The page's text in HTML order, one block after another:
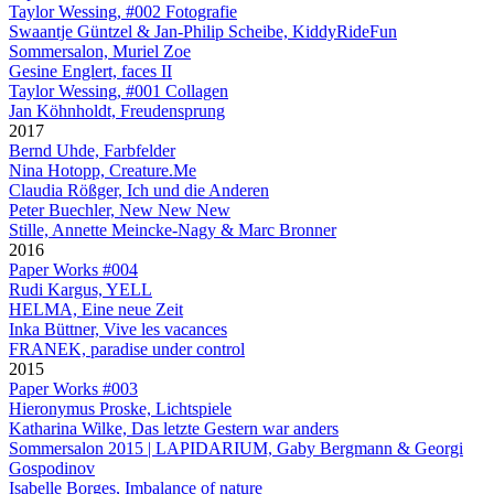
Taylor Wessing, #002 Fotografie
Swaantje Güntzel & Jan-Philip Scheibe, KiddyRideFun
Sommersalon, Muriel Zoe
Gesine Englert, faces II
Taylor Wessing, #001 Collagen
Jan Köhnholdt, Freudensprung
2017
Bernd Uhde, Farbfelder
Nina Hotopp, Creature.Me
Claudia Rößger, Ich und die Anderen
Peter Buechler, New New New
Stille, Annette Meincke-Nagy & Marc Bronner
2016
Paper Works #004
Rudi Kargus, YELL
HELMA, Eine neue Zeit
Inka Büttner, Vive les vacances
FRANEK, paradise under control
2015
Paper Works #003
Hieronymus Proske, Lichtspiele
Katharina Wilke, Das letzte Gestern war anders
Sommersalon 2015 | LAPIDARIUM, Gaby Bergmann & Georgi
Gospodinov
Isabelle Borges, Imbalance of nature